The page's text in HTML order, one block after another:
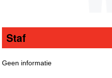
Staf
Geen informatie